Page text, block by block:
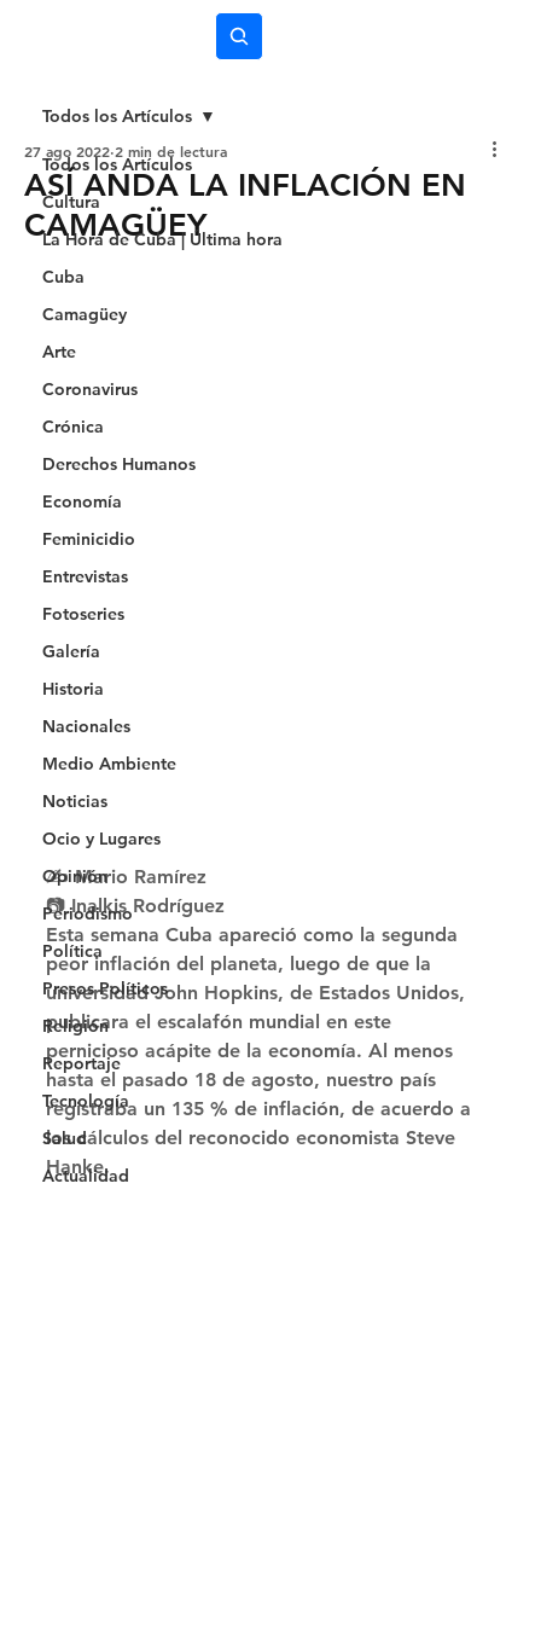
Todos los Artículos
Cultura
La Hora de Cuba | Última hora
Cuba
Camagüey
Arte
Coronavirus
Crónica
Derechos Humanos
Economía
Feminicidio
Entrevistas
Fotoseries
Galería
Historia
Nacionales
Medio Ambiente
Noticias
Ocio y Lugares
Opinión
Periodismo
Política
Presos Políticos
Religión
Reportaje
Tecnología
Salud
Actualidad
Todos los Artículos
ASÍ ANDA LA INFLACIÓN EN
CAMAGÜEY
27 ago 2022 2 min de lectura
✍️ Mario Ramírez
📷 Inalkis Rodríguez
Esta semana Cuba apareció como la segunda
peor inflación del planeta, luego de que la
universidad John Hopkins, de Estados Unidos,
publicara el escalafón mundial en este
pernicioso acápite de la economía. Al menos
hasta el pasado 18 de agosto, nuestro país
registraba un 135 % de inflación, de acuerdo a
los cálculos del reconocido economista Steve
Hanke.